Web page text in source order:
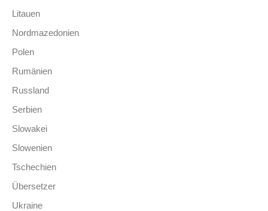
Litauen
Nordmazedonien
Polen
Rumänien
Russland
Serbien
Slowakei
Slowenien
Tschechien
Übersetzer
Ukraine